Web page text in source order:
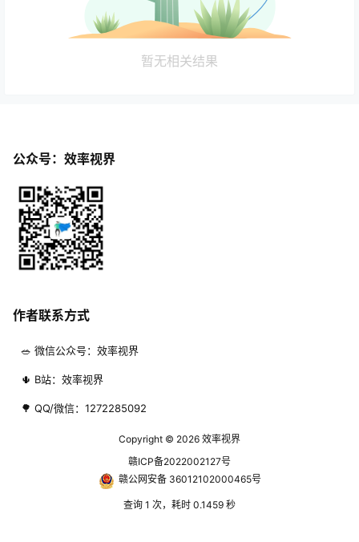
暂无相关结果
公众号：效率视界
作者联系方式
🥗 微信公众号：效率视界
🌵 B站：效率视界
🌳 QQ/微信：1272285092
Copyright © 2026 效率视界
赣ICP备2022002127号
赣公网安备 36012102000465号
查询 1 次，耗时 0.1459 秒